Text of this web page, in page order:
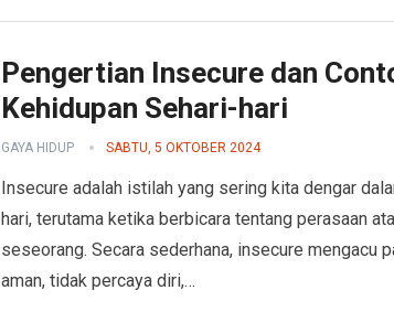
Pengertian Insecure dan
Kehidupan Sehari-hari
GAYA HIDUP SABTU, 5 OKTOBER 2024
Insecure adalah istilah yang sering kita dengar
hari, terutama ketika berbicara tentang perasaan
seseorang. Secara sederhana, insecure mengacu
aman, tidak percaya diri,…